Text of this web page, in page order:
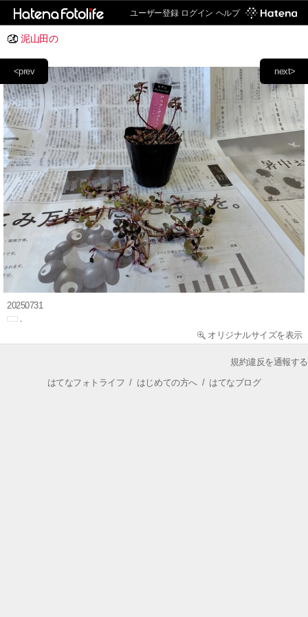
ユーザー登録 ログイン ヘルプ
泥山田の
next>
<prev
20250731
オリジナルサイズを表示
規約違反を通報する
はてなフォトライフ / はじめての方へ/ はてなブログ